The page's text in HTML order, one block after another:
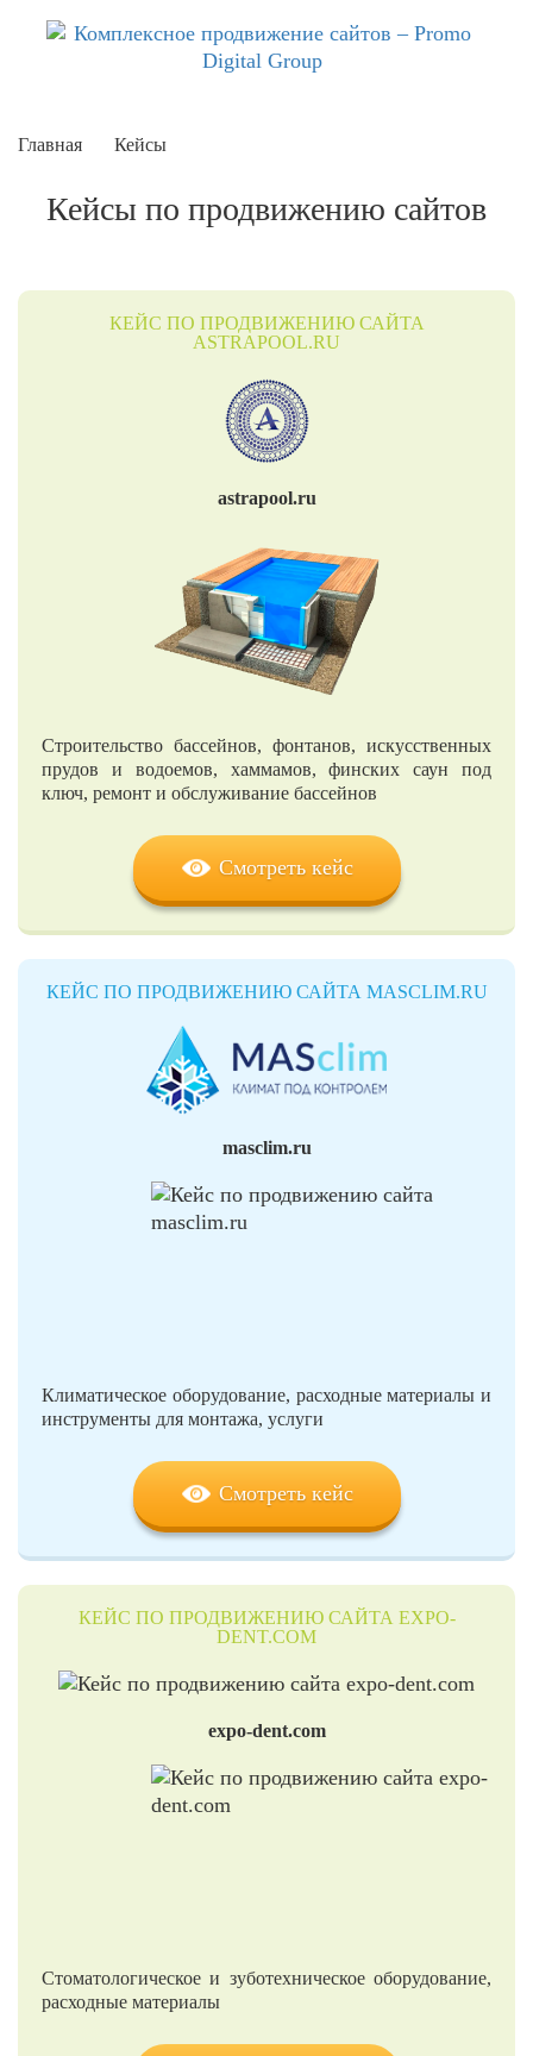
Главная Кейсы
Кейсы по продвижению сайтов
КЕЙС ПО ПРОДВИЖЕНИЮ САЙТА
ASTRAPOOL.RU
astrapool.ru
Строительство бассейнов, фонтанов, искусственных
прудов и водоемов, хаммамов, финских саун под
ключ, ремонт и обслуживание бассейнов
Смотреть кейс
КЕЙС ПО ПРОДВИЖЕНИЮ САЙТА MASCLIM.RU
masclim.ru
Климатическое оборудование, расходные материалы и
инструменты для монтажа, услуги
Смотреть кейс
КЕЙС ПО ПРОДВИЖЕНИЮ САЙТА EXPO-
DENT.COM
expo-dent.com
Стоматологическое и зуботехническое оборудование,
расходные материалы